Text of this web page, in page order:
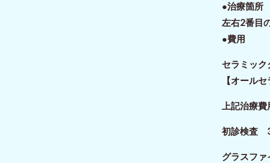
●治療箇
左右2番目
●費用
セラミ
【オール
上記治療
初診検査
グラスフ